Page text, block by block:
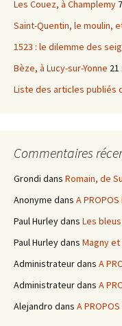
Les Couez, à Champlemy
Saint-Quentin, le moulin,
1523 : le dilemme des
Bèze, à Lucy-sur-Yonne
Liste des articles publiés
Commentaires
Grondi dans Romain, de
Anonyme dans A
Paul Hurleydans Les
Paul Hurleydans Magny et
Administrateurdans A
Administrateurdans A
Alejandro dans A